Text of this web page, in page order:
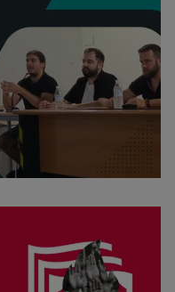
Política de cookies